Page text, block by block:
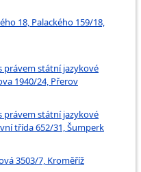
18, Palackého 159/18,
právem státní jazykové
1940/24, Přerov
právem státní jazykové
třída 652/31, Šumperk
3503/7, Kroměříž